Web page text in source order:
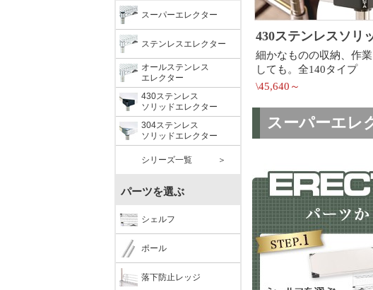
スーパーエレクター
ステンレスエレクター
オールステンレス
エレクター
430ステンレス
ソリッドエレクター
304ステンレス
ソリッドエレクター
シリーズ一覧 ＞
パーツを選ぶ
シェルフ
ポール
落下防止レッジ